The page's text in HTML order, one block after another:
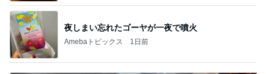
夜しまい忘れたゴーヤが一夜で噴火
Amebaトピックス 1日前